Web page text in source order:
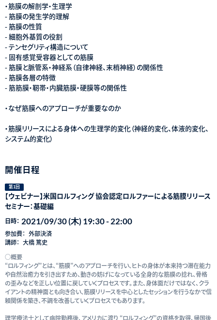
・筋膜の解剖学・生理学
- 筋膜の発生学的理解
- 筋膜の性質
- 細胞外基質の役割
- テンセグリティ構造について
- 固有感覚受容器としての筋膜
- 筋膜と脈管系・神経系（自律神経、末梢神経）の関係性
- 筋膜各層の特徴
- 筋筋膜・靭帯・内臓筋膜・硬膜等の関係性
・なぜ筋膜へのアプローチが重要なのか
・筋膜リリースによる身体への生理学的変化（神経的変化、体液的変化、
システム的変化）
開催日程
第1回
【ウェビナー】米国ロルフィング 協会認定ロルファーによる筋膜リリース
セミナー：基礎編
日時： 2021/09/30 (木) 19:30 - 22:00
参加費： 外部決済
講師： 大橋 篤史
○概要
“ロルフィング”とは、“筋膜”へのアプローチを行い、ヒトの身体が本来持つ潜在能力
や自然治癒力を引き出すため、動きの妨げになっている全身的な筋膜の捻れ、骨格
の歪みなどを正しい位置に戻していくプロセスです。また、身体面だけではなく、クラ
イアントの精神面とも向き合い、筋膜リリースを中心としたセッションを行うなかで信
頼関係を築き、不調を改善していくプロセスでもあります。
理学療法士として病院勤務後、アメリカに渡り “ロルフィング”の資格を取得、帰国後